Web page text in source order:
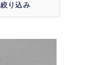
絞り込み